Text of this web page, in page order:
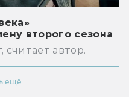
второго сезона
считает автор.
ещё